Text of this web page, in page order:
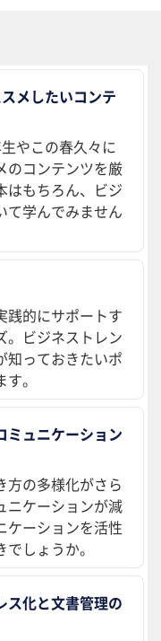
メしたいコンテ
やこの春久々に
のコンテンツを厳
はもちろん、ビジ
て学んでみません
践的にサポートす
。ビジネストレン
知っておきたいポ
。
ュニケーション
方の多様化がさら
ニケーションが減
ケーションを活性
しょうか。
ス化と文書管理の